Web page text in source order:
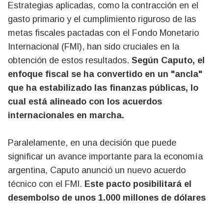
Estrategias aplicadas, como la contracción en el
gasto primario y el cumplimiento riguroso de las
metas fiscales pactadas con el Fondo Monetario
Internacional (FMI), han sido cruciales en la
obtención de estos resultados. Según Caputo, el
enfoque fiscal se ha convertido en un "ancla"
que ha estabilizado las finanzas públicas, lo
cual está alineado con los acuerdos
internacionales en marcha.
Paralelamente, en una decisión que puede
significar un avance importante para la economía
argentina, Caputo anunció un nuevo acuerdo
técnico con el FMI. Este pacto posibilitará el
desembolso de unos 1.000 millones de dólares